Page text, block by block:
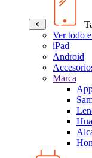
Ver todo
iPad
Android
Marca